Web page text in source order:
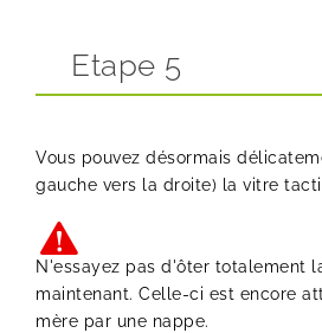
Etape 5
Vous pouvez désormais
gauche vers la droite) la vitre
N'essayez pas d'ôter totalement
maintenant. Celle-ci est encore
mère par une nappe.